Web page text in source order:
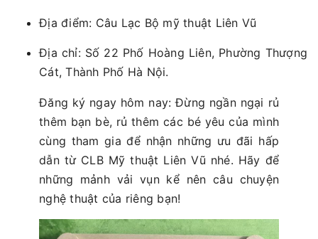
Địa điểm: Câu Lạc Bộ mỹ thuật Liên Vũ
Địa chỉ: Số 22 Phố Hoàng Liên, Phường Thượng
Cát, Thành Phố Hà Nội.
Đăng ký ngay hôm nay: Đừng ngần ngại rủ
thêm bạn bè, rủ thêm các bé yêu của mình
cùng tham gia để nhận những ưu đãi hấp
dẫn từ CLB Mỹ thuật Liên Vũ nhé. Hãy để
những mảnh vải vụn kể nên câu chuyện
nghệ thuật của riêng bạn!